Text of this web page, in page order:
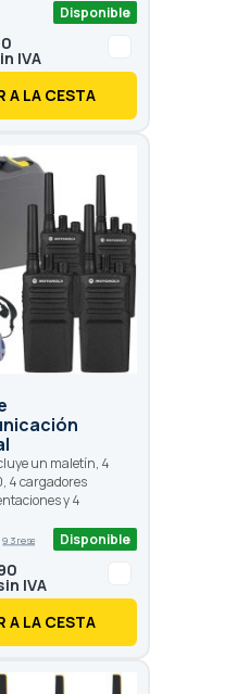
Disponible
A LA CESTA
un maletín, 4
4 cargadores
y 4
93 reseñas Disponible
A LA CESTA